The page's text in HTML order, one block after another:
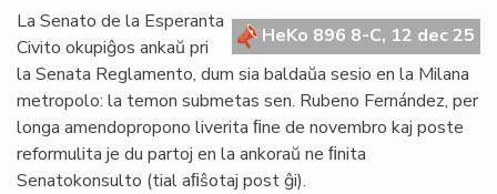
Kapitulo,
daŭrigo
en
la
Senato
HeKo 896 8-C, 12 dec 25
La Senato de la Esperanta
Civito okupiĝos ankaŭ pri
la Senata Reglamento, dum sia baldaŭa sesio en la Milana
metropolo: la temon submetas sen. Rubeno Fernández, per
longa amendopropono liverita ﬁne de novembro kaj poste
reformulita je du partoj en la ankoraŭ ne ﬁnita
Senatokonsulto (tial aﬁŝotaj post ĝi).